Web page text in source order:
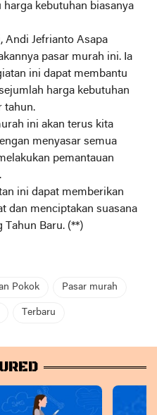
kebutuhan biasanya
Andi Jefrianto Asapa
pasar murah ini. Ia
ini dapat membantu
harga kebutuhan
tahun.
ini akan terus kita
menyasar semua
pemantauan
ini dapat memberikan
dan menciptakan suasana
Baru. (**)
Pokok Pasar murah
Terbaru